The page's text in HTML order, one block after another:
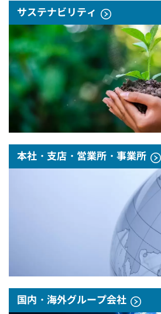
サステナビリティ
本社・支店・営業所・事業所
国内・海外グループ会社